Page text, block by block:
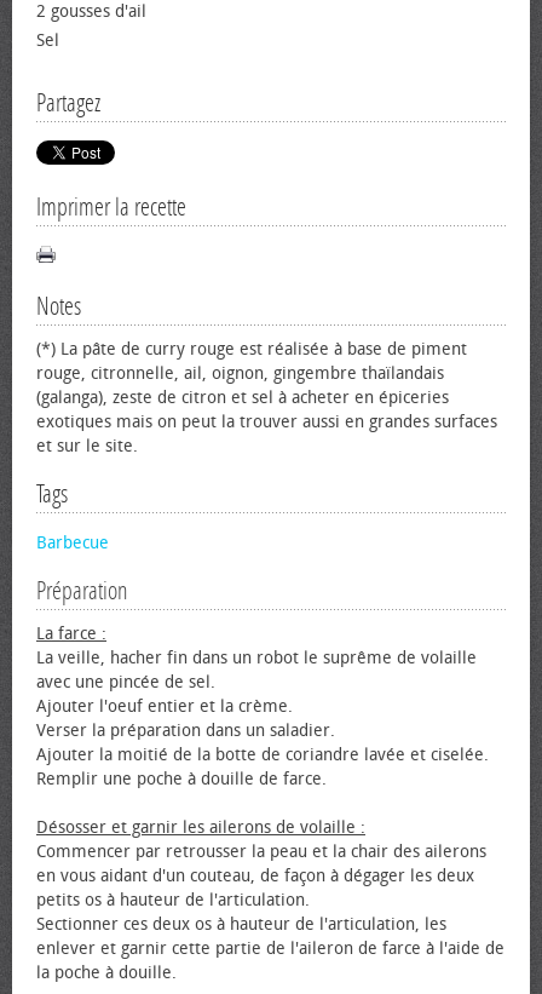
2 gousses d'ail
Sel
Partagez
Imprimer la recette
Notes
(*) La pâte de curry rouge est réalisée à base de piment
rouge, citronnelle, ail, oignon, gingembre thaïlandais
(galanga), zeste de citron et sel à acheter en épiceries
exotiques mais on peut la trouver aussi en grandes surfaces
et sur le site.
Tags
Barbecue
Préparation
La farce :
La veille, hacher fin dans un robot le suprême de volaille
avec une pincée de sel.
Ajouter l'oeuf entier et la crème.
Verser la préparation dans un saladier.
Ajouter la moitié de la botte de coriandre lavée et ciselée.
Remplir une poche à douille de farce.
Désosser et garnir les ailerons de volaille :
Commencer par retrousser la peau et la chair des ailerons
en vous aidant d'un couteau, de façon à dégager les deux
petits os à hauteur de l'articulation.
Sectionner ces deux os à hauteur de l'articulation, les
enlever et garnir cette partie de l'aileron de farce à l'aide de
la poche à douille.